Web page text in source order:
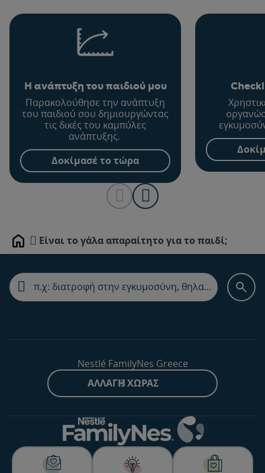
Η ανάπτυξη του παιδιού μου
Παρακολούθησε την ανάπτυξη
του παιδιού σου δημιουργώντας
τις δικές του καμπύλες
ανάπτυξης.
Δοκίμασέ το τώρα
Home Είναι το γάλα απαραίτητο για το παιδί;
Nestlé FamilyNes Greece
ΑΛΛΑΓΉ ΧΏΡΑΣ